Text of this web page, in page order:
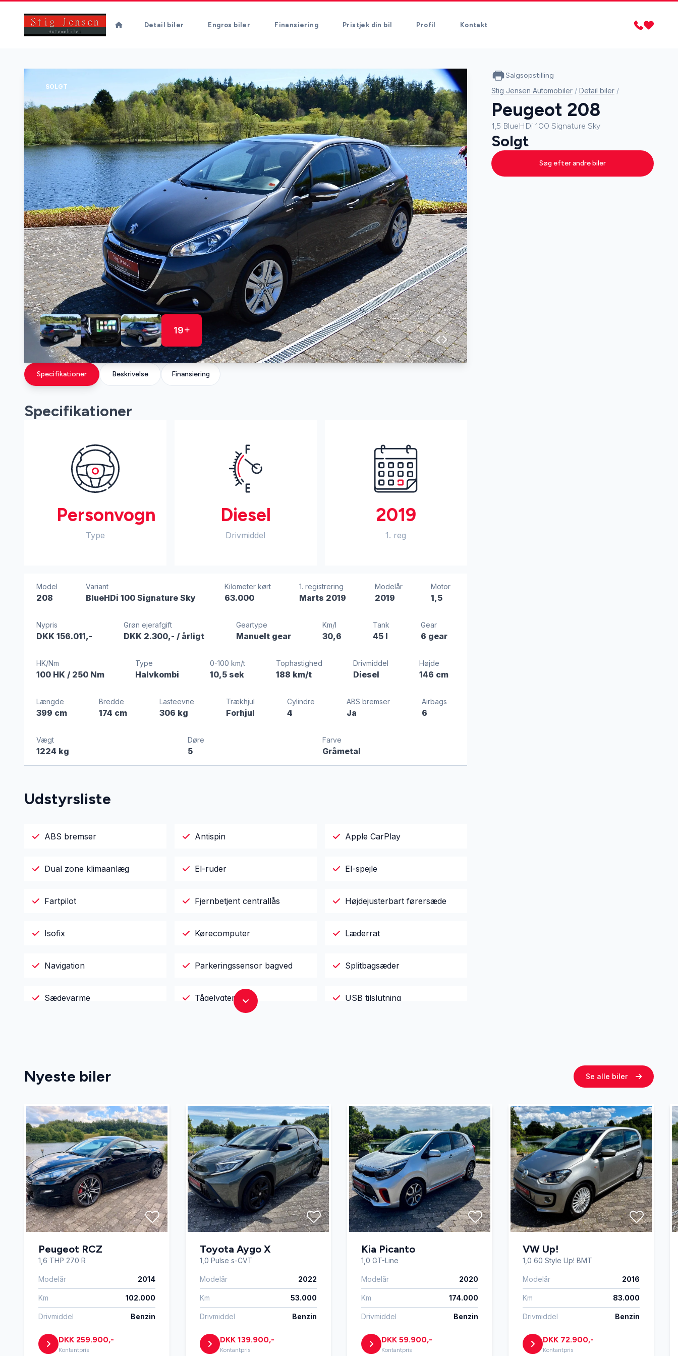
Detail biler Engros biler Finansiering Pristjek din bil Profil Kontakt
SOLGT
19
Specifikationer Beskrivelse Finansiering
Specifikationer
Personvogn
Type
Diesel
Drivmiddel
2019
1. reg
Model
208
Variant
BlueHDi 100 Signature Sky
Kilometer kørt
63.000
1. registrering
Marts 2019
Modelår
2019
Motor
1,5
Nypris
DKK 156.011,-
Grøn ejerafgift
DKK 2.300,-/ årligt
Geartype
Manuelt gear
Km/l
30,6
Tank
45 l
Gear
6 gear
HK/Nm
100 HK / 250 Nm
Type
Halvkombi
0-100 km/t
10,5 sek
Tophastighed
188 km/t
Drivmiddel
Diesel
Højde
146 cm
Længde
399 cm
Bredde
174 cm
Lasteevne
306 kg
Trækhjul
Forhjul
Cylindre
4
ABS bremser
Ja
Airbags
6
Vægt
1224 kg
Døre
5
Farve
Gråmetal
Udstyrsliste
ABS bremser Antispin Apple CarPlay
Dual zone klimaanlæg El-ruder El-spejle
Fartpilot Fjernbetjent centrallås Højdejusterbart førersæde
Isofix Kørecomputer Læderrat
Navigation Parkeringssensor bagved Splitbagsæder
Sædevarme Tågelygter USB tilslutning
Salgsopstilling
Stig Jensen Automobiler / Detail biler /
Peugeot 208
1,5 BlueHDi 100 Signature Sky
Solgt
Søg efter andre biler
Nyeste biler Se alle biler
Peugeot RCZ
1,6 THP 270 R
Modelår 2014
Km 102.000
Drivmiddel Benzin
DKK 259.900,-
Kontantpris
Toyota Aygo X
1,0 Pulse s-CVT
Modelår 2022
Km 53.000
Drivmiddel Benzin
DKK 139.900,-
Kontantpris
Kia Picanto
1,0 GT-Line
Modelår 2020
Km 174.000
Drivmiddel Benzin
DKK 59.900,-
Kontantpris
VW Up!
1,0 60 Style Up! BMT
Modelår 2016
Km 83.000
Drivmiddel Benzin
DKK 72.900,-
Kontantpris